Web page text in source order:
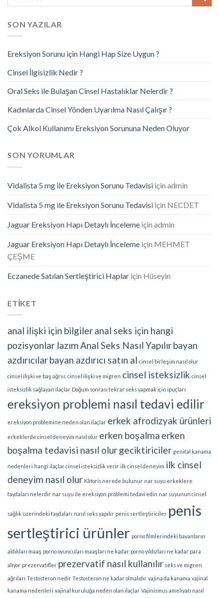
SON YAZILAR
Ereksiyon Sorunu için Hangi Hap Size Uygun ?
Cinsel İlgisizlik Nedir ?
Oral Seks ile Bulaşan Cinsel Hastalıklar Nelerdir ?
Kadınlarda Cinsel Yönden Uyarılma Nasıl Çalışır ?
Çok Alkol Kullanımı Ereksiyon Sorununa Neden Oluyor
SON YORUMLAR
Vidalista 5 mg ile Ereksiyon Sorunu Tedavisi için admin
Vidalista 5 mg ile Ereksiyon Sorunu Tedavisi için NECDET
Jaguar Ereksiyon Hapı Detaylı İnceleme için admin
Jaguar Ereksiyon Hapı Detaylı İnceleme için MEHMET
ÇEŞME
Eczanede Satılan Sertleştirici Haplar için Hüseyin
ETİKET
anal ilişki için bilgileranal seks için hangi
pozisyonlar lazımAnal Seks Nasıl Yapılırbayan
azdırıcılarbayan azdırıcı satın al cinsel birleşim nasıl olur
cinsel ilişki ve baş ağrııs cinsel ilişki ve migren cinsel isteksizlik cinsel
isteksizlik sağlayan ilaçlar Doğum sonrası tekrar seks yapmak için ipuçları
ereksiyon problemi nasıl tedavi edilir
ereksiyon problemine neden olan ilaçlar erkek afrodizyak ürünleri
erkeklerde cinsel deneyim nasıl olur erken boşalma erken
boşalma tedavisi nasıl olurgeciktiriciler genital kanama
nedenleri hangi ilaçlar cinsel isteksizlik verir ilk cinsel deneyim ilk cinsel
deneyim nasıl olur Klitoris nerede bulunur nar suyu erkeklere
faydaları nelerdir nar suyu ile ereksiyon problemi tedavi edin nar suyunun cinsel
sağlık üzerindeki faydaları nasıl seks yapılır penis sertleştiriciler penis
sertleştirici ürünler porno filmlerindeki bayanların
aldıkları maaş porno oyuncuları maaşları ne kadar porno yıldızları ne kadar para
alıyor prezervatifler prezervatif nasıl kullanılır seks ve migren
ağrıları Testosteron nedir Testosteron ne kadar olmalıdır vajina da kanama vajinal
kanama nedenleri vajinal kuruluğa neden olan ilaçlar Vajinismus ameliyatı nasıl